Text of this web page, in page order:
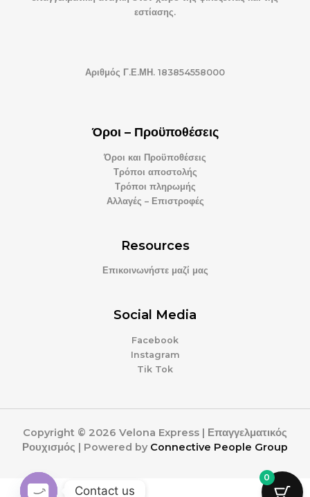
εστίασης.
Αριθμός Γ.Ε.ΜΗ. 183854558000
Όροι – Προϋποθέσεις
Όροι και Προϋποθέσεις
Τρόποι αποστολής
Τρόποι πληρωμής
Αλλαγές – Επιστροφές
Resources
Επικοινωνήστε μαζί μας
Social Media
Facebook
Instagram
Tik Tok
Copyright © 2026 Velona Express | Επαγγελματικός
Ρουχισμός | Powered byConnective People Group
0
Contact us